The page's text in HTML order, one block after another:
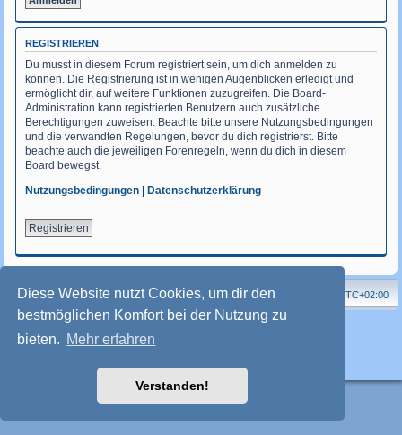
Diese Website nutzt Cookies, um dir den
bestmöglichen Komfort bei der Nutzung zu
bieten. Mehr erfahren
Verstanden!
REGISTRIEREN
Du musst in diesem Forum registriert sein, um dich anmelden zu
können. Die Registrierung ist in wenigen Augenblicken erledigt und
ermöglicht dir, auf weitere Funktionen zuzugreifen. Die Board-
Administration kann registrierten Benutzern auch zusätzliche
Berechtigungen zuweisen. Beachte bitte unsere Nutzungsbedingungen
und die verwandten Regelungen, bevor du dich registrierst. Bitte
beachte auch die jeweiligen Forenregeln, wenn du dich in diesem
Board bewegst.
Nutzungsbedingungen | Datenschutzerklärung
Registrieren
Homepage Forum Alle Zeiten sind UTC+02:00
Powered by phpBB ® Forum Software © phpBB Limited
Deutsche Übersetzung durch